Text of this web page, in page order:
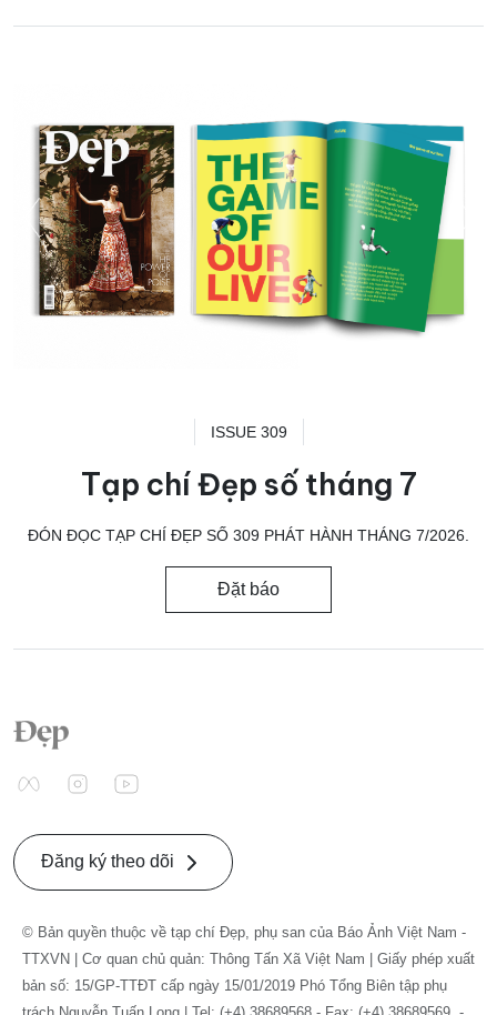
ISSUE 309
Tạp chí Đẹp số tháng 7
ĐÓN ĐỌC TẠP CHÍ ĐẸP SỐ 309 PHÁT HÀNH THÁNG 7/2026.
Đặt báo
Đăng ký theo dõi
© Bản quyền thuộc về tạp chí Đẹp, phụ san của Báo Ảnh Việt Nam -
TTXVN | Cơ quan chủ quản: Thông Tấn Xã Việt Nam | Giấy phép xuất
bản số: 15/GP-TTĐT cấp ngày 15/01/2019 Phó Tổng Biên tập phụ